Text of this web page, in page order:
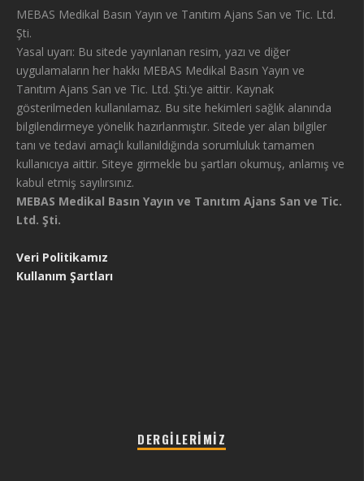
MEBAS Medikal Basın Yayın ve Tanıtım Ajans San ve Tic. Ltd.
Şti.
Yasal uyarı: Bu sitede yayınlanan resim, yazı ve diğer
uygulamaların her hakkı MEBAS Medikal Basın Yayın ve
Tanıtım Ajans San ve Tic. Ltd. Şti.’ye aittir. Kaynak
gösterilmeden kullanılamaz. Bu site hekimleri sağlık alanında
bilgilendirmeye yönelik hazırlanmıştır. Sitede yer alan bilgiler
tanı ve tedavi amaçlı kullanıldığında sorumluluk tamamen
kullanıcıya aittir. Siteye girmekle bu şartları okumuş, anlamış ve
kabul etmiş sayılırsınız.
MEBAS Medikal Basın Yayın ve Tanıtım Ajans San ve Tic.
Ltd. Şti.
Veri Politikamız
Kullanım Şartları
DERGILERIMIZ